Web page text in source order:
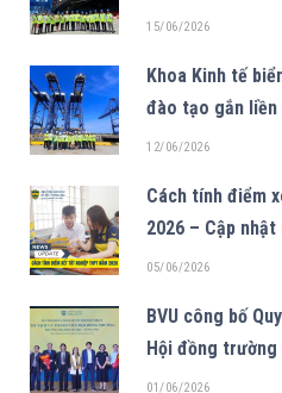
15/06/2026
Khoa Kinh tế
đào tạo gắn
12/06/2026
Cách tính điểm
2026 – Cập
05/06/2026
BVU công bố
Hội đồng trường
01/06/2026